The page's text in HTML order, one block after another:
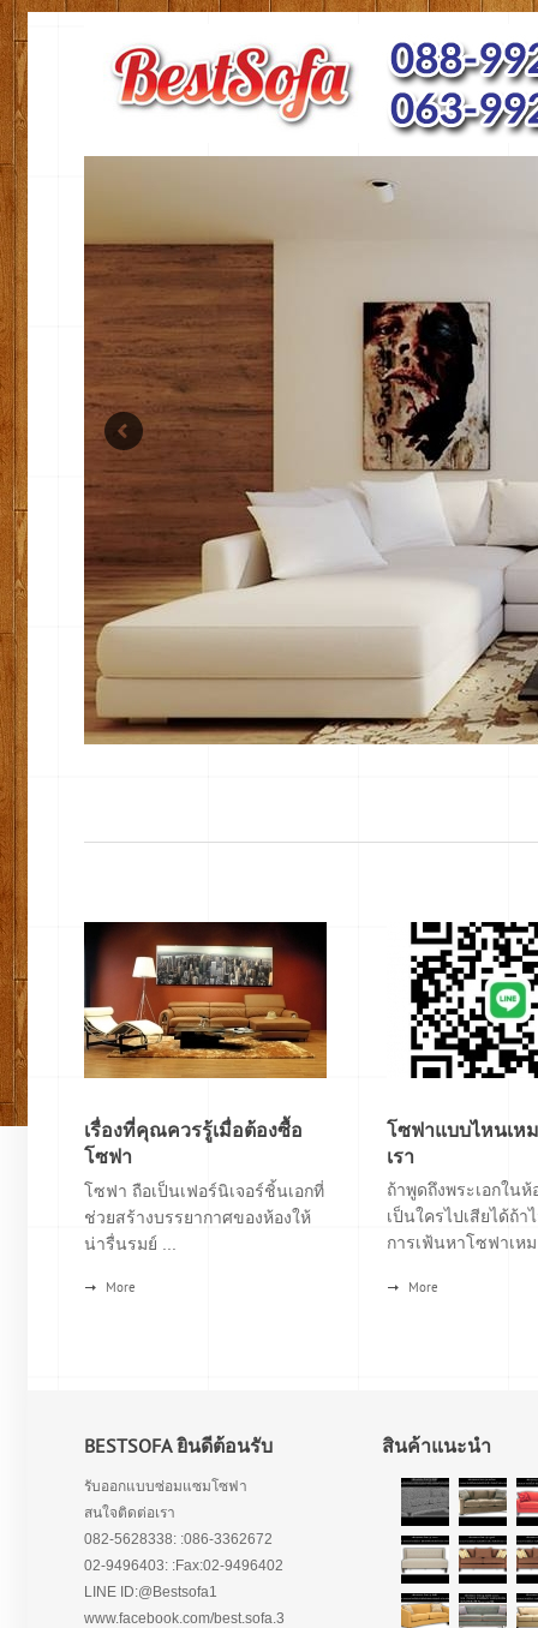
เรื่องที่คุณควรรู้เมื่อต้องซื้อ
โซฟา
โซฟา ถือเป็นเฟอร์นิเจอร์ชิ้นเอกที่
ช่วยสร้างบรรยากาศของห้องให้
น่ารื่นรมย์ ...
More
โซฟาแบบไหนเห
เรา
ถ้าพูดถึงพระเอกในห้
เป็นใครไปเสียได้ถ้า
การเฟ้นหาโซฟาเหม
More
BESTSOFA ยินดีต้อนรับ
รับออกแบบซ่อมแซมโซฟา
สนใจติดต่อเรา
082-5628338: :086-3362672
02-9496403: :Fax:02-9496402
LINE ID:@Bestsofa1
www.facebook.com/best.sofa.3
สินค้าแนะนำ